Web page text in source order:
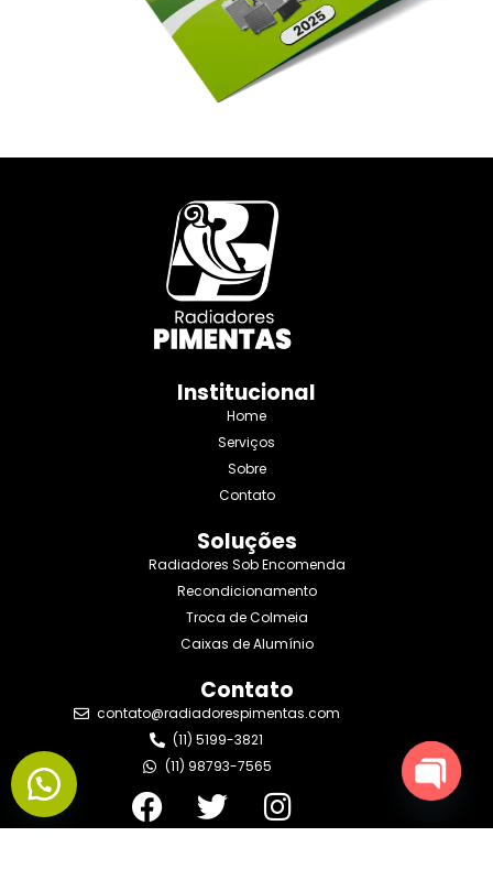
Institucional
Home
Serviços
Sobre
Contato
Soluções
Radiadores Sob Encomenda
Recondicionamento
Troca de Colmeia
Caixas de Alumínio
Contato
contato@radiadorespimentas.com
(11) 5199-3821
(11) 98793-7565